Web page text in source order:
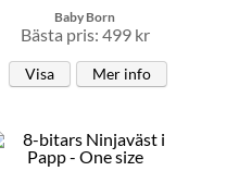
Baby Born
Bästa pris: 499 kr
Visa Mer info